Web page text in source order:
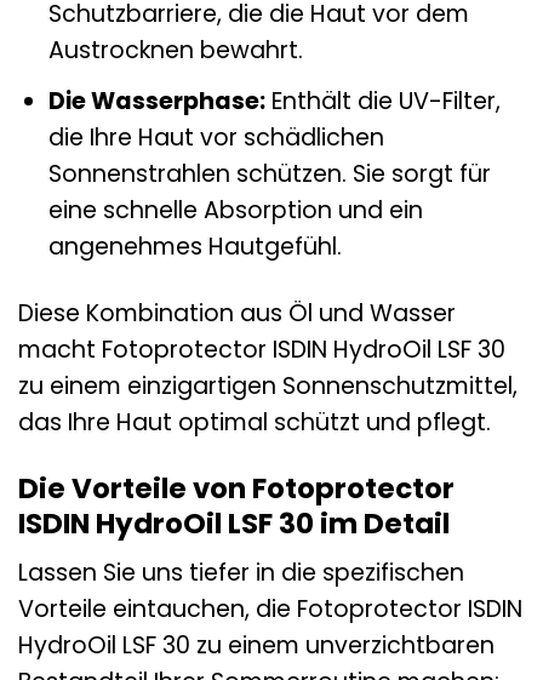
Schutzbarriere, die die Haut vor dem
Austrocknen bewahrt.
Die Wasserphase:Enthält die UV-Filter,
die Ihre Haut vor schädlichen
Sonnenstrahlen schützen. Sie sorgt für
eine schnelle Absorption und ein
angenehmes Hautgefühl.
Diese Kombination aus Öl und Wasser
macht Fotoprotector ISDIN HydroOil LSF 30
zu einem einzigartigen Sonnenschutzmittel,
das Ihre Haut optimal schützt und pflegt.
Die Vorteile von Fotoprotector
ISDIN HydroOil LSF 30 im Detail
Lassen Sie uns tiefer in die spezifischen
Vorteile eintauchen, die Fotoprotector ISDIN
HydroOil LSF 30 zu einem unverzichtbaren